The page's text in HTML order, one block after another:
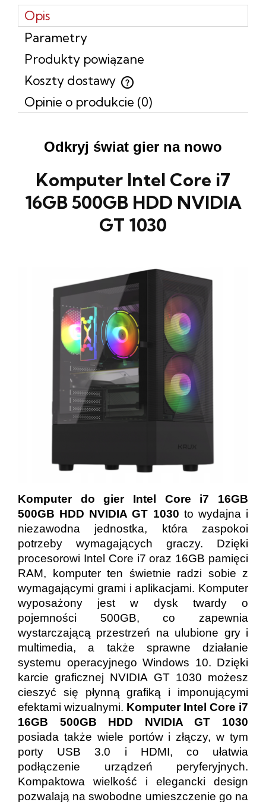
Opis
Parametry
Produkty powiązane
Koszty dostawy
Cena nie zawiera ewentualnych kosztów płatności
Opinie o produkcie (0)
Odkryj świat gier na nowo
Komputer Intel Core i7
16GB 500GB HDD NVIDIA
GT 1030
Komputer do gier Intel Core i7 16GB
500GB HDD NVIDIA GT 1030 to wydajna i
niezawodna jednostka, która zaspokoi
potrzeby wymagających graczy. Dzięki
procesorowi Intel Core i7 oraz 16GB pamięci
RAM, komputer ten świetnie radzi sobie z
wymagającymi grami i aplikacjami. Komputer
wyposażony jest w dysk twardy o
pojemności 500GB, co zapewnia
wystarczającą przestrzeń na ulubione gry i
multimedia, a także sprawne działanie
systemu operacyjnego Windows 10. Dzięki
karcie graficznej NVIDIA GT 1030 możesz
cieszyć się płynną grafiką i imponującymi
efektami wizualnymi. Komputer Intel Core i7
16GB 500GB HDD NVIDIA GT 1030
posiada także wiele portów i złączy, w tym
porty USB 3.0 i HDMI, co ułatwia
podłączenie urządzeń peryferyjnych.
Kompaktowa wielkość i elegancki design
pozwalają na swobodne umieszczenie go na